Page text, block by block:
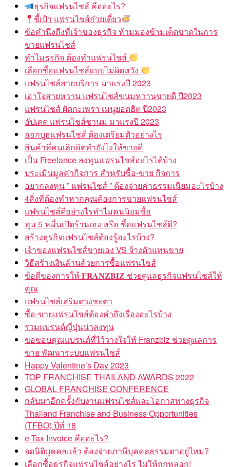
ธุรกิจแฟรนไชส์ คืออะไร?
ชี้เป้า แฟรนไชส์ก๋วยเตี๋ยว
ข้อคำนึงถึงที่เจ้าของธุรกิจ ห้ามมองข้ามเด็ดขาดในการ
ขายแฟรนไชส์
ทำไมธุรกิจ ต้องทำแฟรนไชส์
เลือกซื้อแฟรนไชส์แบบไม่ผิดหวัง
แฟรนไชส์สายบริการ มาแรงปี 2023
เอาใจสายหวาน แฟรนไชส์ขนมหวานขายดี ปี2023
แฟรนไชส์ ผัดกะเพรา เมนูยอดฮิต ปี2023
อัปเดต แฟรนไชส์ชานม มาแรงปี 2023
ออกบูธแฟรนไชส์ ต้องเตรียมตัวอย่างไร
สินค้าที่คนเลิกฮิตทำยังไงให้ขายดี
เป็น Freelance ลงทุนแฟรนไชส์อะไรได้บ้าง
ประเมินมูลค่ากิจการ สำหรับซื้อ-ขาย กิจการ
อยากลงทุน ” แฟรนไชส์ ” ต้องจ่ายค่าธรรมเนียมอะไรบ้าง
4สิ่งที่ต้องทำหากคุณต้องการขายแฟรนไชส์
แฟรนไชส์ดีอย่างไรทำไมคนนิยมซื้อ
ทุน 5 หมื่นเปิดร้านเอง หรือ ซื้อแฟรนไชส์ดี?
สร้างธุรกิจแฟรนไชส์ต้องรู้อะไรบ้าง?
เจ้าของแฟรนไชส์ขายเอง VS จ้างตัวแทนขาย
วิธีสร้างเงินล้านด้วยการซื้อแฟรนไชส์
ข้อดีของการให้ 𝐅𝐑𝐀𝐍𝐙𝐁𝐈𝐙 ช่วยดูแลธุรกิจแฟรนไชส์ให้
คุณ
แฟรนไชส์เสริมดวงชะตา
ซื้อ-ขายแฟรนไชส์ต้องคำถึงเรื่องอะไรบ้าง
รวมแบรนด์ญี่ปุ่นน่าลงทุน
ขอขอบคุณแบรนด์ที่ไว้วางใจให้ Franzbiz ช่วยดูแลการ
ขาย พัฒนาระบบแฟรนไชส์
Happy Valentine’s Day 2023
TOP FRANCHISE THAILAND AWARDS 2022
GLOBAL FRANCHISE CONFERENCE
กลับมาอีกครั้งกับงานแฟรนไชส์และโอกาสทางธุรกิจ
Thailand Franchise and Business Opportunities
(TFBO) ปีที่ 18
e-Tax Invoice คืออะไร?
จดนิติบุคคลแล้ว ต้องจ่ายภาษีบุคคลธรรมดาอยู่ไหม?
เลือกซื้อธุรกิจแฟรนไชส์อย่างไร ไม่ให้ถูกหลอก!